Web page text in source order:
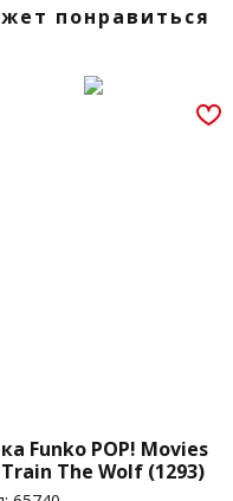
понравиться
Funko POP! Movies
The Wolf (1293)